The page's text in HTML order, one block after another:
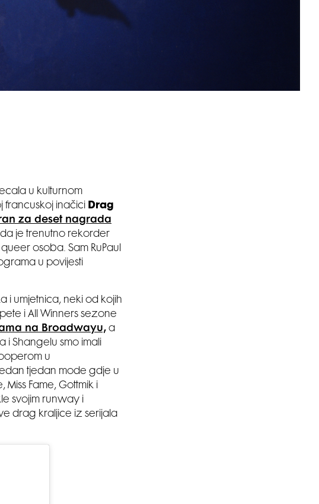
u kulturnom
francuskoj inačici
Drag
za deset nagrada
je trenutno rekorder
osoba. Sam RuPaul
u povijesti
i umjetnica, neki od kojih
i All Winners sezone
na Broadwayu, a
i Shangelu smo imali
u
tjedan mode gdje u
Fame, Gottmik i
svojim runway i
drag kraljice iz serijala